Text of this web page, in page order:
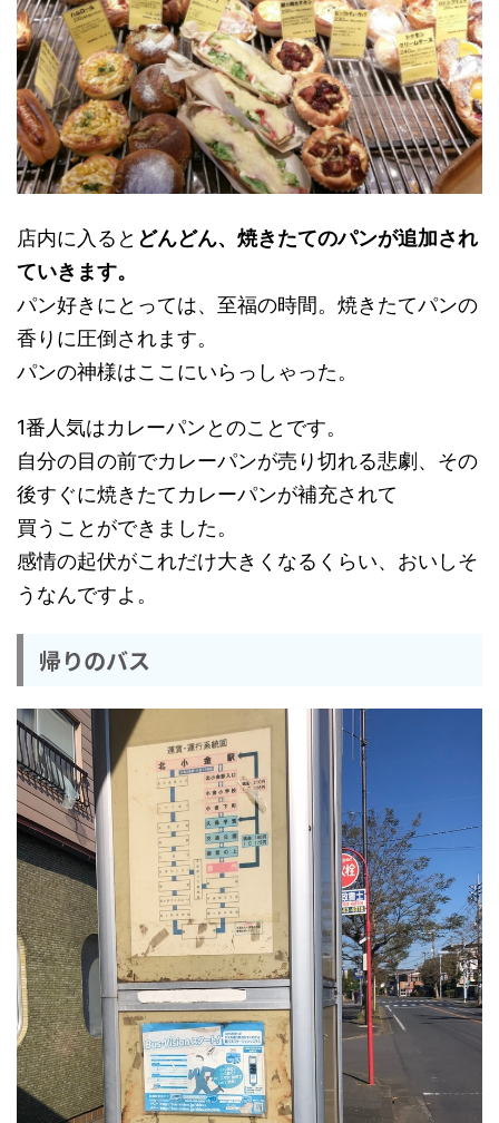
店内に入ると どんどん、焼きたてのパンが追加され
ていきます。
パン好きにとっては、至福の時間。焼きたてパンの
香りに圧倒されます。
パンの神様はここにいらっしゃった。
1番人気はカレーパンとのことです。
自分の目の前でカレーパンが売り切れる悲劇、その
後すぐに焼きたてカレーパンが補充されて
買うことができました。
感情の起伏がこれだけ大きくなるくらい、おいしそ
うなんですよ。
帰りのバス